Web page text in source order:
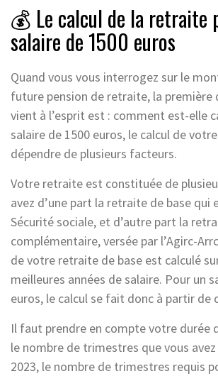
💰 Le calcul de la retraite
salaire de 1500 euros
Quand vous vous interrogez sur le
future pension de retraite, la première
vient à l’esprit est : comment est-elle
salaire de 1500 euros, le calcul de
dépendre de plusieurs facteurs.
Votre retraite est constituée de
avez d’une part la retraite de base qui
Sécurité sociale, et d’autre part la
complémentaire, versée par l’Agirc-
de votre retraite de base est calculé
meilleures années de salaire. Pour un
euros, le calcul se fait donc à partir de
Il faut prendre en compte votre durée
le nombre de trimestres que vous
2023, le nombre de trimestres requis